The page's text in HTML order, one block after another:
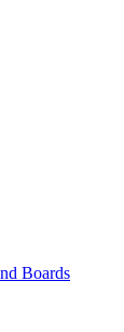
Boards